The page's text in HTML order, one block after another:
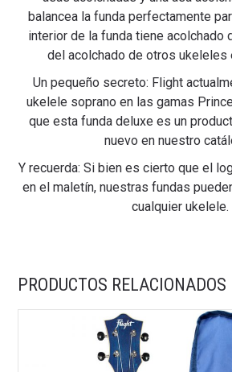
balancea la funda perfectamente
interior de la funda tiene acolchado
del acolchado de otros ukeleles
Un pequeño secreto: Flight
ukelele soprano en las gamas
que esta funda deluxe es un
nuevo en nuestro
Y recuerda: Si bien es cierto que el
en el maletín, nuestras fundas
cualquier ukelele.
PRODUCTOS RELACIONADOS